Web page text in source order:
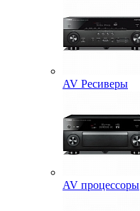
AV Ресиверы
AV процессоры